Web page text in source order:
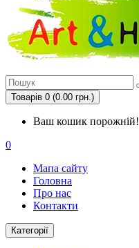
Товарів 0 (0.00 грн.)
Ваш кошик порожній!
0
Мапа сайту
Головна
Про нас
Контакти
Категорії